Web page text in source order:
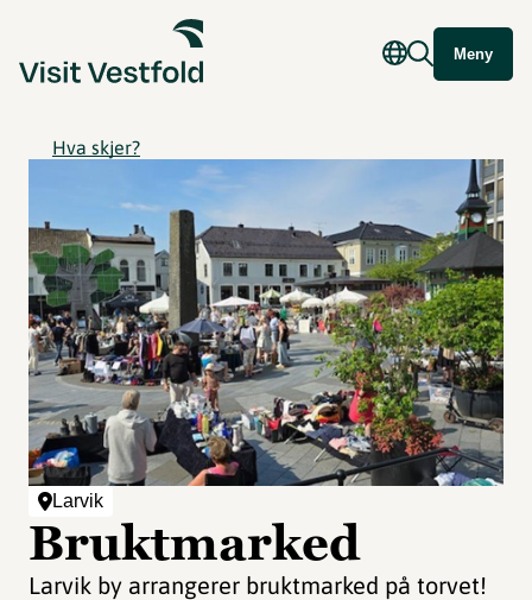
Meny
Hva skjer?
Larvik
Bruktmarked
Larvik by arrangerer bruktmarked på torvet!